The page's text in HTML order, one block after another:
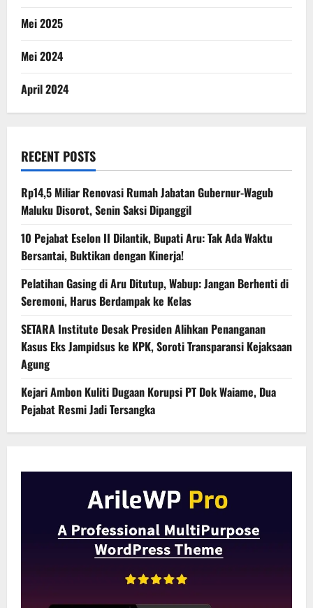
Mei 2025
Mei 2024
April 2024
RECENT POSTS
Rp14,5 Miliar Renovasi Rumah Jabatan Gubernur-Wagub
Maluku Disorot, Senin Saksi Dipanggil
10 Pejabat Eselon II Dilantik, Bupati Aru: Tak Ada Waktu
Bersantai, Buktikan dengan Kinerja!
Pelatihan Gasing di Aru Ditutup, Wabup: Jangan Berhenti di
Seremoni, Harus Berdampak ke Kelas
SETARA Institute Desak Presiden Alihkan Penanganan
Kasus Eks Jampidsus ke KPK, Soroti Transparansi Kejaksaan
Agung
Kejari Ambon Kuliti Dugaan Korupsi PT Dok Waiame, Dua
Pejabat Resmi Jadi Tersangka